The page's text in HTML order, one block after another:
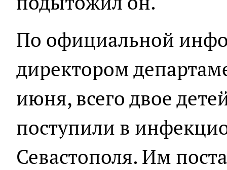
По официальной
директором
июня, всего двое
поступили в
Севастополя. Им